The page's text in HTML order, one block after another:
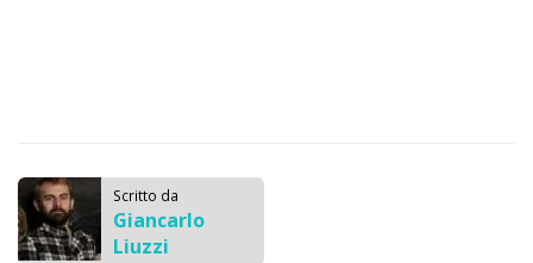
Scritto da
Giancarlo
Liuzzi